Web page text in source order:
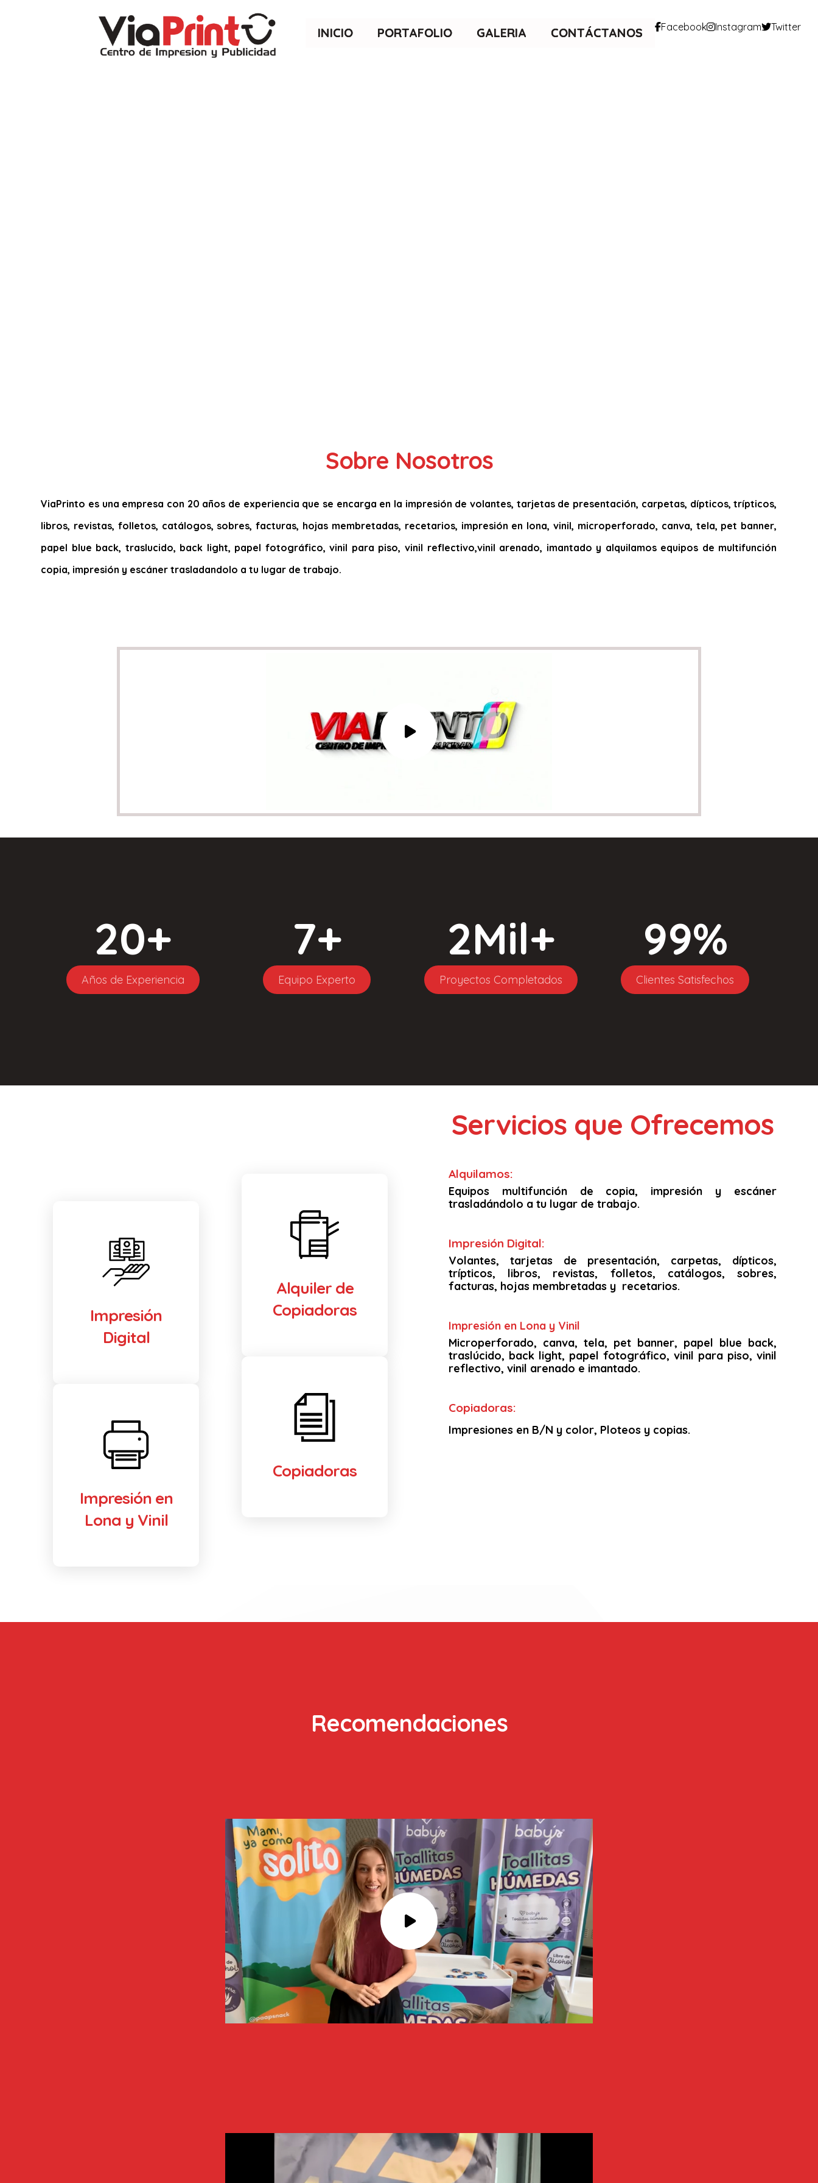
Facebook Instagram Twitter
INICIO PORTAFOLIO GALERIA CONTÁCTANOS
Sobre Nosotros
ViaPrinto es una empresa con 20 años de experiencia que se encarga en la impresión de volantes, tarjetas de presentación, carpetas, dípticos, trípticos,
libros, revistas, folletos, catálogos, sobres, facturas, hojas membretadas, recetarios, impresión en lona, vinil, microperforado, canva, tela, pet banner,
papel blue back, traslucido, back light, papel fotográfico, vinil para piso, vinil reflectivo,vinil arenado, imantado y alquilamos equipos de multifunción
copia, impresión y escáner trasladandolo a tu lugar de trabajo.
20+
Años de Experiencia
7+
Equipo Experto
2Mil+
Proyectos Completados
99%
Clientes Satisfechos
Impresión
Digital
Impresión en
Lona y Vinil
Alquiler de
Copiadoras
Copiadoras
Servicios que Ofrecemos
Alquilamos:
Equipos multifunción de copia, impresión y escáner
trasladándolo a tu lugar de trabajo.
Impresión Digital:
Volantes, tarjetas de presentación, carpetas, dípticos,
trípticos, libros, revistas, folletos, catálogos, sobres,
facturas, hojas membretadas y recetarios.
Impresión en Lona y Vinil
Microperforado, canva, tela, pet banner, papel blue back,
traslúcido, back light, papel fotográfico, vinil para piso, vinil
reflectivo, vinil arenado e imantado.
Copiadoras:
Impresiones en B/N y color, Ploteos y copias.
Recomendaciones